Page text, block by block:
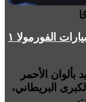
كاديلاك تكشف عن تصميم خاص لسيارات الفورمولا ١
الأحمر
البريطاني،